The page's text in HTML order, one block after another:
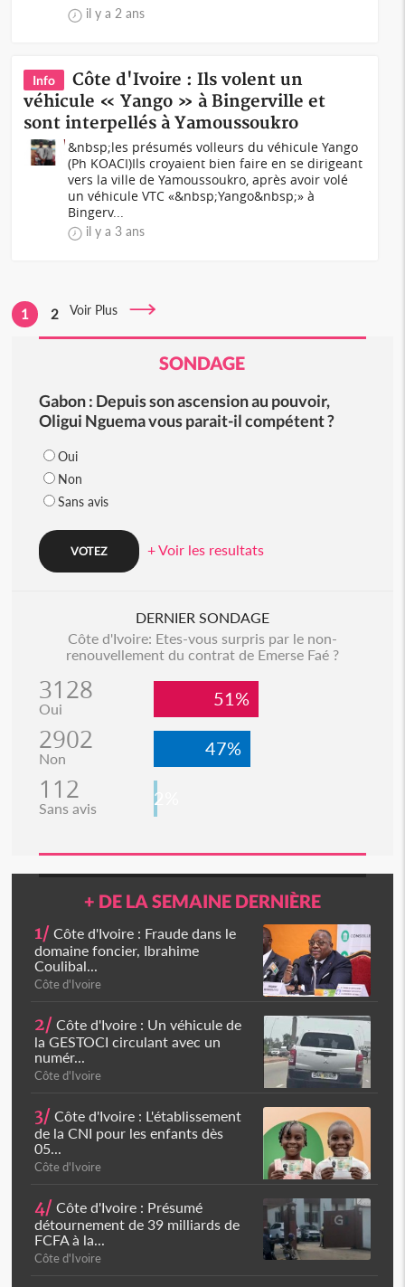
il y a 2 ans
Info
Côte d'Ivoire : Ils volent un
véhicule « Yango » à Bingerville et
sont interpellés à Yamoussoukro
&nbsp;les présumés volleurs du véhicule Yango
(Ph KOACI)Ils croyaient bien faire en se dirigeant
vers la ville de Yamoussoukro, après avoir volé
un véhicule VTC «&nbsp;Yango&nbsp;» à
Bingerv...
il y a 3 ans
1 2 Voir Plus
SONDAGE
Gabon : Depuis son ascension au pouvoir,
Oligui Nguema vous parait-il compétent ?
Oui
Non
Sans avis
+ Voir les resultats
DERNIER SONDAGE
Côte d'Ivoire: Etes-vous surpris par le non-
renouvellement du contrat de Emerse Faé ?
3128
Oui 51%
2902
Non 47%
112
Sans avis 2%
+ DE LA SEMAINE DERNIÈRE
1/ Côte d'Ivoire : Fraude dans le
domaine foncier, Ibrahime
Coulibal...
Côte d'Ivoire
2/ Côte d'Ivoire : Un véhicule de
la GESTOCI circulant avec un
numér...
Côte d'Ivoire
3/ Côte d'Ivoire : L'établissement
de la CNI pour les enfants dès
05...
Côte d'Ivoire
4/ Côte d'Ivoire : Présumé
détournement de 39 milliards de
FCFA à la...
Côte d'Ivoire